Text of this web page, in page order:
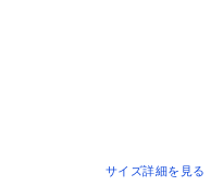
サイズ詳細を見る